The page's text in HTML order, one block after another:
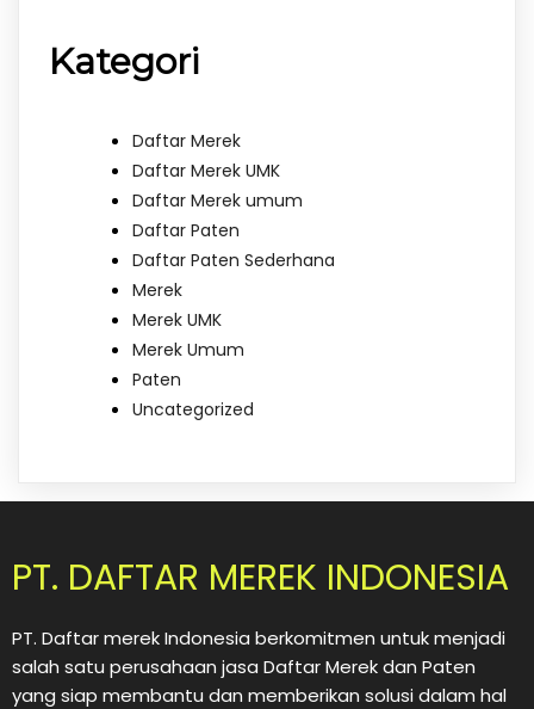
Kategori
Daftar Merek
Daftar Merek UMK
Daftar Merek umum
Daftar Paten
Daftar Paten Sederhana
Merek
Merek UMK
Merek Umum
Paten
Uncategorized
PT. DAFTAR MEREK INDONESIA
PT. Daftar merek Indonesia berkomitmen untuk menjadi
salah satu perusahaan jasa Daftar Merek dan Paten
yang siap membantu dan memberikan solusi dalam hal